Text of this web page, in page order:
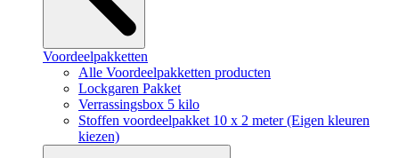
Voordeelpakketten
Alle Voordeelpakketten producten
Lockgaren Pakket
Verrassingsbox 5 kilo
Stoffen voordeelpakket 10 x 2 meter (Eigen kleuren
kiezen)